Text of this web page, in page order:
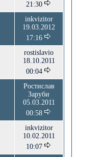
21:30
inkvizitor
19.03.2012
17:16
rostislavio
18.10.2011
00:04
Ростислав
Заруби
05.03.2011
00:58
inkvizitor
10.02.2011
10:07